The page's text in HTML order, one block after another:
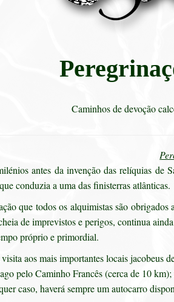
Caminhos de devoção
antes da invenção das relíquias de
conduzia a uma das finisterras atlânticas.
que todos os alquimistas são
de imprevistos e perigos, continua
próprio e primordial.
aos mais importantes locais jacobeus
pelo Caminho Francês (cerca de 10
caso, haverá sempre um autocarro